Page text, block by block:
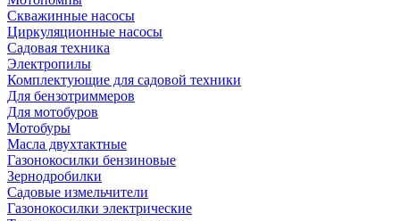
Скважинные насосы
Циркуляционные насосы
Садовая техника
Электропилы
Комплектующие для садовой техники
Для бензотриммеров
Для мотобуров
Мотобуры
Масла двухтактные
Газонокосилки бензиновые
Зернодробилки
Садовые измельчители
Газонокосилки электрические